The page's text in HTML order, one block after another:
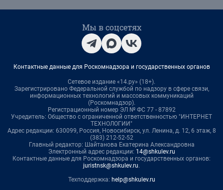
Мы в соцсетях
Контактные данные для Роскомнадзора и государственных органов
Сетевое издание «14.ру» (18+).
Зарегистрировано Федеральной службой по надзору в сфере связи,
информационных технологий и массовых коммуникаций
(Роскомнадзор).
Регистрационный номер ЭЛ № ФС 77 - 87892
Учредитель: Общество с ограниченной ответственностью "ИНТЕРНЕТ
ТЕХНОЛОГИИ"
Адрес редакции: 630099, Россия, Новосибирск, ул. Ленина, д. 12, 6 этаж, 8
(383) 212-52-52
Главный редактор: Шайтанова Екатерина Александровна
Электронный адрес редакции: 14@shkulev.ru
Контактные данные для Роскомнадзора и государственных органов:
juristnsk@shkulev.ru.
Техподдержка: help@shkulev.ru